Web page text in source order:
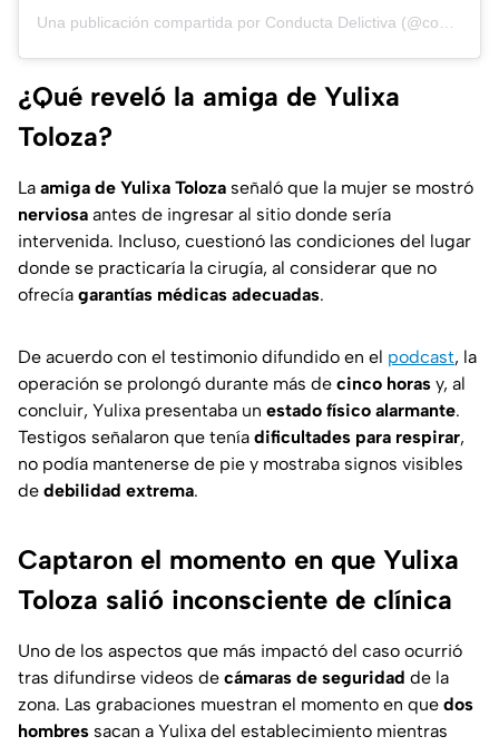
Una publicación compartida por Conducta Delictiva (@conductadelictiva)
¿Qué reveló la amiga de Yulixa
Toloza?
La amiga de Yulixa Toloza señaló que la mujer se mostró
nerviosa antes de ingresar al sitio donde sería
intervenida. Incluso, cuestionó las condiciones del lugar
donde se practicaría la cirugía, al considerar que no
ofrecía garantías médicas adecuadas.
De acuerdo con el testimonio difundido en el podcast, la
operación se prolongó durante más de cinco horas y, al
concluir, Yulixa presentaba un estado físico alarmante.
Testigos señalaron que tenía dificultades para respirar,
no podía mantenerse de pie y mostraba signos visibles
de debilidad extrema.
Captaron el momento en que Yulixa
Toloza salió inconsciente de clínica
Uno de los aspectos que más impactó del caso ocurrió
tras difundirse videos de cámaras de seguridad de la
zona. Las grabaciones muestran el momento en que dos
hombres sacan a Yulixa del establecimiento mientras